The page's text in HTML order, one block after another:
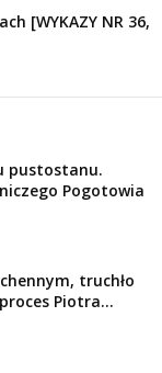
[WYKAZY NR 36,
pustostanu.
Pogotowia
truchło
Piotra...